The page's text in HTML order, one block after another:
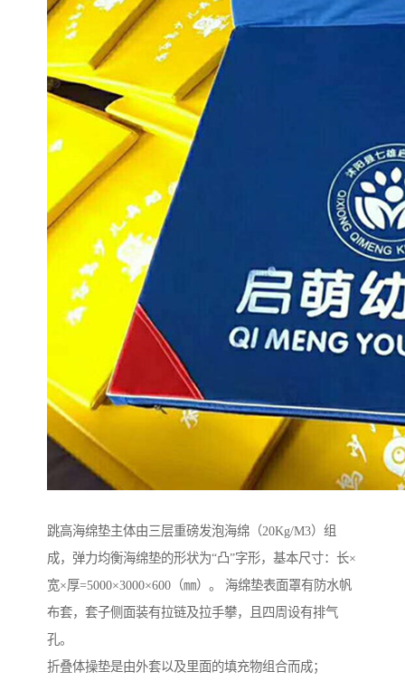
跳高海绵垫主体由三层重磅发泡海绵（20Kg/M3）组
成，弹力均衡海绵垫的形状为“凸”字形，基本尺寸：长×
宽×厚=5000×3000×600（㎜）。 海绵垫表面罩有防水帆
布套，套子侧面装有拉链及拉手攀，且四周设有排气
孔。
折叠体操垫是由外套以及里面的填充物组合而成；